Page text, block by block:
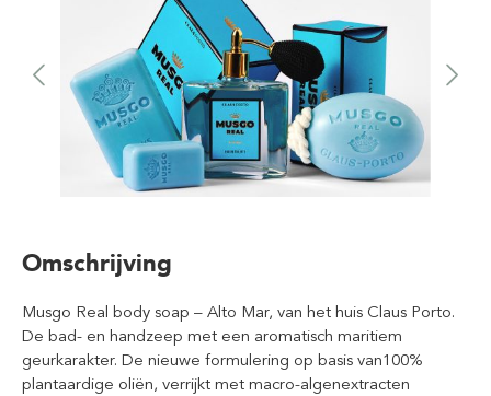
Omschrijving
Musgo Real body soap – Alto Mar, van het huis Claus Porto.
De bad- en handzeep met een aromatisch maritiem
geurkarakter. De nieuwe formulering op basis van100%
plantaardige oliën, verrijkt met macro-algenextracten